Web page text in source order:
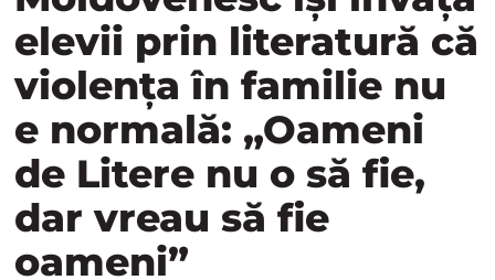
elevii prin literatură că
violența în familie nu
e normală: „Oameni
de Litere nu o să fie,
dar vreau să fie
oameni”